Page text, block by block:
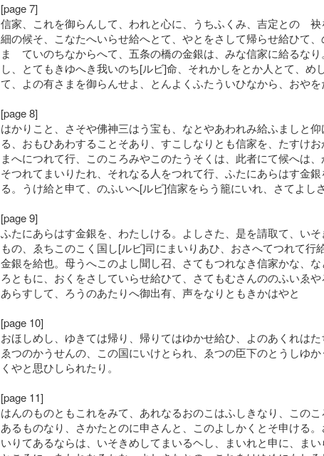
[page 7]
信家、これを御らんして、われと心に、うちふくみ、吉定とのゝ
細の候そ、こなたへいらせ給へとて、やとをさして帰らせ給ひて
まゝていのちなからへて、五条の橋の金銀は、みな信家に給るな
し、とてもきゆへき我いのち[ルビ]命、それかしをとか人とて、
て、よの有さまを御らんせよ、とんよくふたういひなから、おやを
[page 8]
はかりこと、さそや佛神三はう宝も、なとやあわれみ給ふましと
る、おもひあわすることそあり、すこしなりとも信家を、たすけ
まへにつれて行、このころみやこのたうそくは、此者にて候へは
そつれてまいりたれ、それなる人をつれて行、ふたにあらはす金
る。うけ給と申て、のふいへ[ルビ]信家をらう籠にいれ、さてよし
[page 9]
ふたにあらはす金銀を、わたしける。よしさた、是を請取て、い
もの、ゑちこのこく国し[ルビ]司にまいりあひ、おさへてつれて
金銀を給也。母うへこのよし聞し召、さてもつれなき信家かな、
ろともに、おくをさしていらせ給ひて、さてもむさんののふいゑ
あらすして、ろうのあたりへ御出有、声をなりともきかはやと
[page 10]
おほしめし、ゆきては帰り、帰りてはゆかせ給ひ、よのあくれは
ゑつのかうせんの、この国にいけとられ、ゑつの臣下のとうしゆ
くやと思ひしられたり。
[page 11]
はんのものともこれをみて、あれなるおのこはふしきなり、この
あるものなり、さかたとのに申さんと、このよしかくとそ申ける
いりてあるならは、いそきめしてまいるヘし、まいれと申に、ま